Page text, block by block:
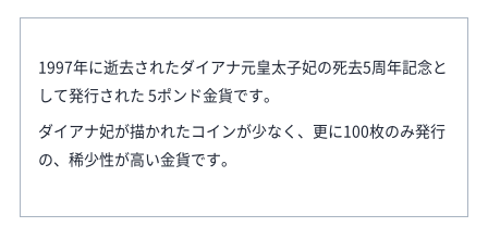
1997年に逝去されたダイアナ元皇太子妃の死去5周年記念と
して発行された 5ポンド金貨です。
ダイアナ妃が描かれたコインが少なく、更に100枚のみ発行
の、稀少性が高い金貨です。